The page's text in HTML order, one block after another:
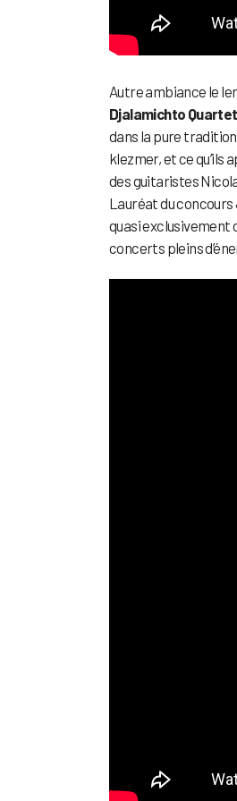
Autre ambiance le
Djalamichto Quartet
dans la pure
klezmer, et ce qu’ils
des guitaristes
Lauréat du concours
quasi exclusivement
concerts pleins